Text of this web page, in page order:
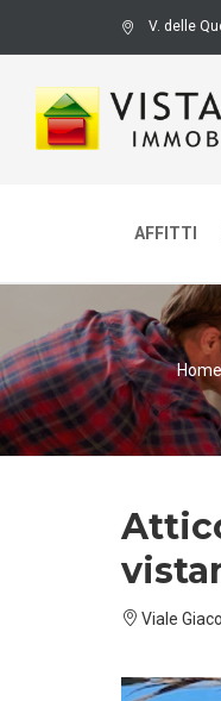
V. delle
AFFITTI
Home
Viale